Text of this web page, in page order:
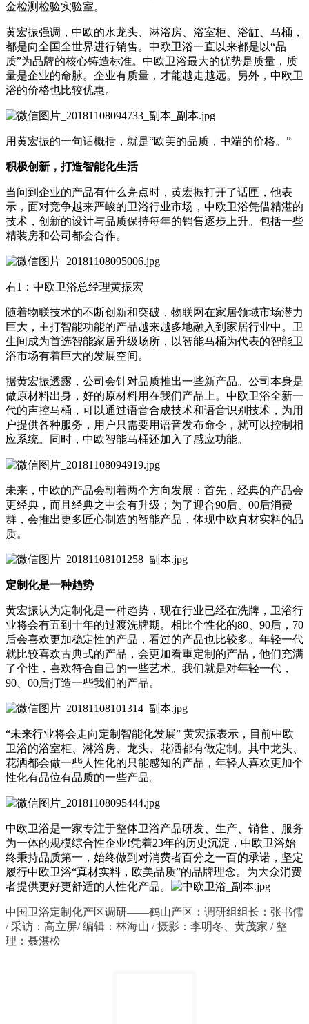
金检测检验实验室。
黄宏振强调，中欧的水龙头、淋浴房、浴室柜、浴缸、马桶，
都是向全国全世界进行销售。中欧卫浴一直以来都是以“品
质”为品牌的核心铸造标准。中欧卫浴最大的优势是质量，质
量是企业的命脉。企业有质量，才能越走越远。另外，中欧卫
浴的价格也比较优惠。
用黄宏振的一句话概括，就是“欧美的品质，中端的价格。”
积极创新，打造智能化生活
当问到企业的产品有什么亮点时，黄宏振打开了话匣，他表
示，面对竞争越来严峻的卫浴行业市场，中欧卫浴凭借精湛的
技术，创新的设计与品质保持每年的销售逐步上升。包括一些
精装房和公司都会合作。
右1：中欧卫浴总经理黄振宏
随着物联技术的不断创新和突破，物联网在家居领域市场潜力
巨大，主打智能功能的产品越来越多地融入到家居行业中。卫
生间成为首选智能家居升级场所，以智能马桶为代表的智能卫
浴市场有着巨大的发展空间。
据黄宏振透露，公司会针对品质推出一些新产品。公司本身是
做原材料出身，好的原材料用在我们产品上。中欧卫浴全新一
代的声控马桶，可以通过语音合成技术和语音识别技术，为用
户提供各种服务，用户只需要用语音发布命令，就可以控制相
应系统。同时，中欧智能马桶还加入了感应功能。
未来，中欧的产品会朝着两个方向发展：首先，经典的产品会
更经典，而且经典之中会有升级；为了迎合90后、00后消费
群，会推出更多匠心制造的智能产品，体现中欧真材实料的品
质。
定制化是一种趋势
黄宏振认为定制化是一种趋势，现在行业已经在洗牌，卫浴行
业将会有五到十年的过渡洗牌期。相比个性化的80、90后，70
后会喜欢更加稳定性的产品，看过的产品也比较多。年轻一代
就比较喜欢古典式的产品，会更加看重定制的产品，他们充满
了个性，喜欢符合自己的一些艺术。我们就是对年轻一代，
90、00后打造一些我们的产品。
“未来行业将会走向定制智能化发展” 黄宏振表示，目前中欧
卫浴的浴室柜、淋浴房、龙头、花洒都有做定制。其中龙头、
花洒都会做一些人性化的只能感知的产品，年轻人喜欢更加个
性化有品位有品质的一些产品。
中欧卫浴是一家专注于整体卫浴产品研发、生产、销售、服务
为一体的规模综合性企业!凭着23年的历史沉淀，中欧卫浴始
终秉持品质第一，始终做到对消费者百分之一百的承诺，坚定
履行中欧卫浴“真材实料，欧美品质”的品牌理念。为大众消费
者提供更好更舒适的人性化产品。
中国卫浴定制化产区调研——鹤山产区：调研组组长：张书儒
/ 采访：高立屏/ 编辑：林海山 / 摄影：李明冬、黄茂家 / 整
理：聂湛松